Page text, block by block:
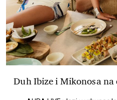
Duh Ibize i Mikonosa